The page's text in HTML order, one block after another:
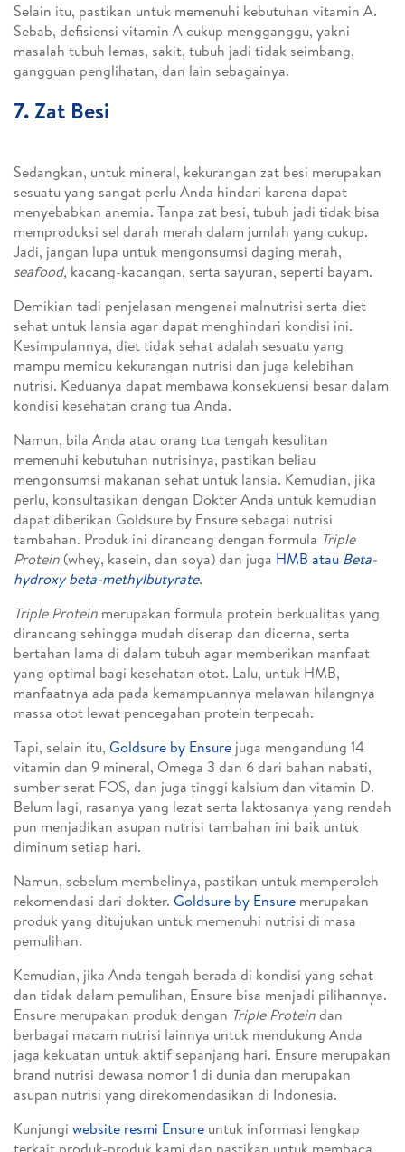
Selain itu, pastikan untuk memenuhi kebutuhan vitamin A.
Sebab, defisiensi vitamin A cukup mengganggu, yakni
masalah tubuh lemas, sakit, tubuh jadi tidak seimbang,
gangguan penglihatan, dan lain sebagainya.
7. Zat Besi
Sedangkan, untuk mineral, kekurangan zat besi merupakan
sesuatu yang sangat perlu Anda hindari karena dapat
menyebabkan anemia. Tanpa zat besi, tubuh jadi tidak bisa
memproduksi sel darah merah dalam jumlah yang cukup.
Jadi, jangan lupa untuk mengonsumsi daging merah,
seafood, kacang-kacangan, serta sayuran, seperti bayam.
Demikian tadi penjelasan mengenai malnutrisi serta diet
sehat untuk lansia agar dapat menghindari kondisi ini.
Kesimpulannya, diet tidak sehat adalah sesuatu yang
mampu memicu kekurangan nutrisi dan juga kelebihan
nutrisi. Keduanya dapat membawa konsekuensi besar dalam
kondisi kesehatan orang tua Anda.
Namun, bila Anda atau orang tua tengah kesulitan
memenuhi kebutuhan nutrisinya, pastikan beliau
mengonsumsi makanan sehat untuk lansia. Kemudian, jika
perlu, konsultasikan dengan Dokter Anda untuk kemudian
dapat diberikan Goldsure by Ensure sebagai nutrisi
tambahan. Produk ini dirancang dengan formula Triple
Protein (whey, kasein, dan soya) dan juga HMB atau Beta-
hydroxy beta-methylbutyrate.
Triple Protein merupakan formula protein berkualitas yang
dirancang sehingga mudah diserap dan dicerna, serta
bertahan lama di dalam tubuh agar memberikan manfaat
yang optimal bagi kesehatan otot. Lalu, untuk HMB,
manfaatnya ada pada kemampuannya melawan hilangnya
massa otot lewat pencegahan protein terpecah.
Tapi, selain itu, Goldsure by Ensure juga mengandung 14
vitamin dan 9 mineral, Omega 3 dan 6 dari bahan nabati,
sumber serat FOS, dan juga tinggi kalsium dan vitamin D.
Belum lagi, rasanya yang lezat serta laktosanya yang rendah
pun menjadikan asupan nutrisi tambahan ini baik untuk
diminum setiap hari.
Namun, sebelum membelinya, pastikan untuk memperoleh
rekomendasi dari dokter. Goldsure by Ensure merupakan
produk yang ditujukan untuk memenuhi nutrisi di masa
pemulihan.
Kemudian, jika Anda tengah berada di kondisi yang sehat
dan tidak dalam pemulihan, Ensure bisa menjadi pilihannya.
Ensure merupakan produk dengan Triple Proteindan
berbagai macam nutrisi lainnya untuk mendukung Anda
jaga kekuatan untuk aktif sepanjang hari. Ensure merupakan
brand nutrisi dewasa nomor 1 di dunia dan merupakan
asupan nutrisi yang direkomendasikan di Indonesia.
Kunjungi website resmi Ensure untuk informasi lengkap